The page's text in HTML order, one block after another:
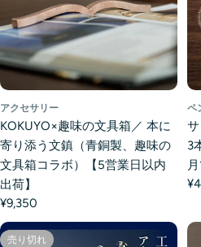
アクセサリー
KOKUYO×趣味の文具箱／ 本に
寄り添う文鎮（青銅製、趣味の
文具箱コラボ）【5営業日以内
出荷】
¥9,350
ペ
3
売り切れ